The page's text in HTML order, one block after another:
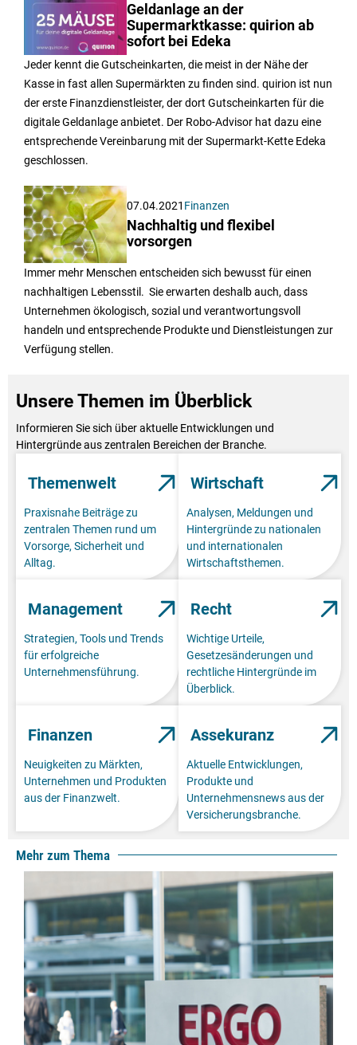
Geldanlage an der
Supermarktkasse: quirion ab
sofort bei Edeka
Jeder kennt die Gutscheinkarten, die meist in der Nähe der
Kasse in fast allen Supermärkten zu finden sind. quirion ist nun
der erste Finanzdienstleister, der dort Gutscheinkarten für die
digitale Geldanlage anbietet. Der Robo-Advisor hat dazu eine
entsprechende Vereinbarung mit der Supermarkt-Kette Edeka
geschlossen.
07.04.2021 Finanzen
Nachhaltig und flexibel
vorsorgen
Immer mehr Menschen entscheiden sich bewusst für einen
nachhaltigen Lebensstil. Sie erwarten deshalb auch, dass
Unternehmen ökologisch, sozial und verantwortungsvoll
handeln und entsprechende Produkte und Dienstleistungen zur
Verfügung stellen.
Unsere Themen im Überblick
Informieren Sie sich über aktuelle Entwicklungen und
Hintergründe aus zentralen Bereichen der Branche.
Themenwelt
Praxisnahe Beiträge zu
zentralen Themen rund um
Vorsorge, Sicherheit und
Alltag.
Wirtschaft
Analysen, Meldungen und
Hintergründe zu nationalen
und internationalen
Wirtschaftsthemen.
Management
Strategien, Tools und Trends
für erfolgreiche
Unternehmensführung.
Recht
Wichtige Urteile,
Gesetzesänderungen und
rechtliche Hintergründe im
Überblick.
Finanzen
Neuigkeiten zu Märkten,
Unternehmen und Produkten
aus der Finanzwelt.
Assekuranz
Aktuelle Entwicklungen,
Produkte und
Unternehmensnews aus der
Versicherungsbranche.
Mehr zum Thema